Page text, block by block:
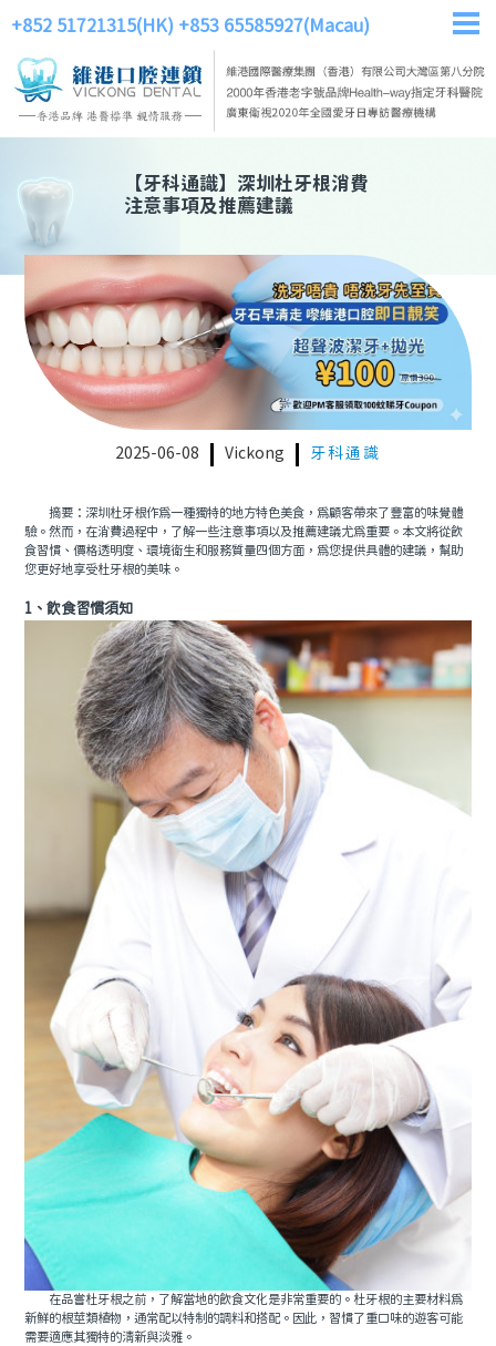
+852 51721315(HK) +853 65585927(Macau)
【牙科通識】 深圳杜牙根消費
注意事項及推薦建議
2025-06-08 Vickong 牙科通識
摘要：深圳杜牙根作爲一種獨特的地方特色美食，爲顧客帶來了豐富的味覺體
驗。然而，在消費過程中，了解一些注意事項以及推薦建議尤爲重要。本文將從飲
食習慣、價格透明度、環境衛生和服務質量四個方面，爲您提供具體的建議，幫助
您更好地享受杜牙根的美味。
1、飲食習慣須知
在品嘗杜牙根之前，了解當地的飲食文化是非常重要的。杜牙根的主要材料爲
新鮮的根莖類植物，通常配以特制的調料和搭配。因此，習慣了重口味的遊客可能
需要適應其獨特的清新與淡雅。